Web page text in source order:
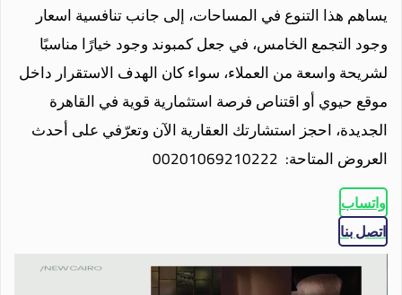
يساهم هذا التنوع في المساحات، إلى جانب تنافسية اسعار
وجود التجمع الخامس، في جعل كمبوند وجود خيارًا مناسبًا
لشريحة واسعة من العملاء، سواء كان الهدف الاستقرار داخل
موقع حيوي أو اقتناص فرصة استثمارية قوية في القاهرة
الجديدة، احجز استشارتك العقارية الآن وتعرّفي على أحدث
العروض المتاحة: 00201069210222
واتساب
اتصل بنا